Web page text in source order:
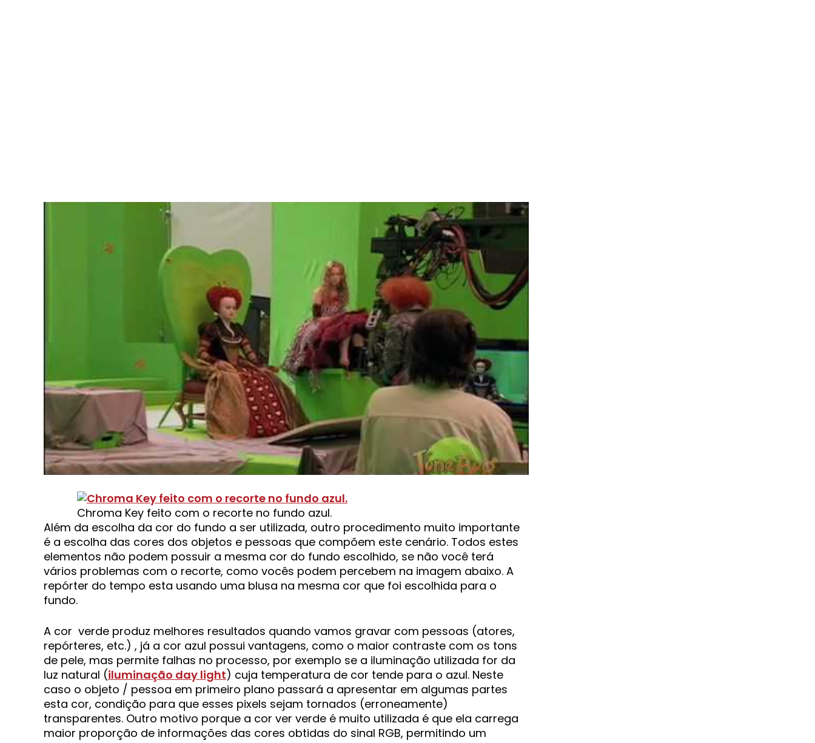
Chroma Key feito com o recorte no fundo azul.
Além da escolha da cor do fundo a ser utilizada, outro procedimento muito importante
é a escolha das cores dos objetos e pessoas que compõem este cenário. Todos estes
elementos não podem possuir a mesma cor do fundo escolhido, se não você terá
vários problemas com o recorte, como vocês podem percebem na imagem abaixo. A
repórter do tempo esta usando uma blusa na mesma cor que foi escolhida para o
fundo.
A cor verde produz melhores resultados quando vamos gravar com pessoas (atores,
repórteres, etc.) , já a cor azul possui vantagens, como o maior contraste com os tons
de pele, mas permite falhas no processo, por exemplo se a iluminação utilizada for da
luz natural (iluminação day light) cuja temperatura de cor tende para o azul. Neste
caso o objeto / pessoa em primeiro plano passará a apresentar em algumas partes
esta cor, condição para que esses pixels sejam tornados (erroneamente)
transparentes. Outro motivo porque a cor ver verde é muito utilizada é que ela carrega
maior proporção de informações das cores obtidas do sinal RGB, permitindo um